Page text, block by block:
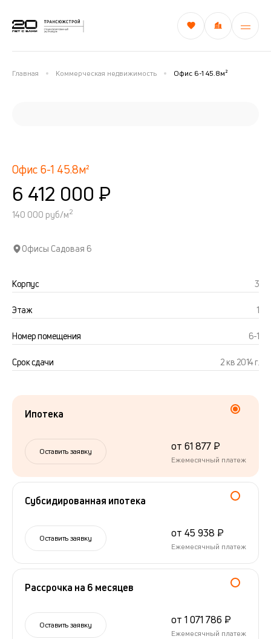
Главная Коммерческая недвижимость Офис 6-1 45.8м²
Офис 6-1 45.8м²
6 412 000 ₽
140 000 руб/м2
Офисы Садовая 6
Корпус 3
Этаж 1
Номер помещения 6-1
Срок сдачи 2 кв 2014 г.
Ипотека
Оставить заявку от 61 877 ₽
Ежемесячный платеж
Субсидированная ипотека
Оставить заявку от 45 938 ₽
Ежемесячный платеж
Рассрочка на 6 месяцев
Оставить заявку от 1 071 786 ₽
Ежемесячный платеж